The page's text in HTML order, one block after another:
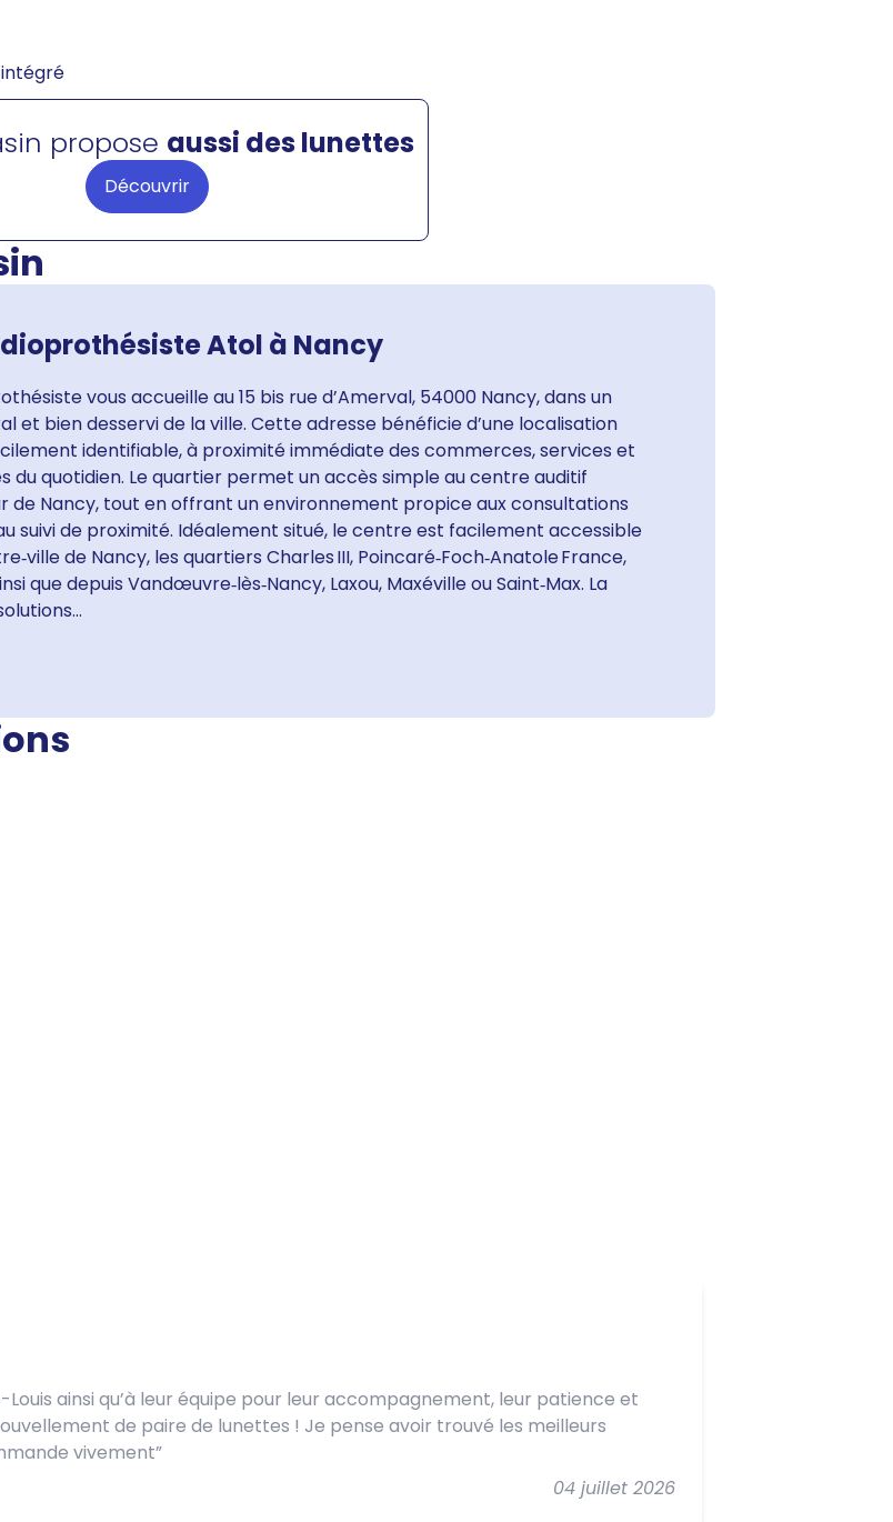
propose aussi des lunettes
Découvrir
Atol à Nancy
vous accueille au 15 bis rue d’Amerval, 54000 Nancy, dans un
et bien desservi de la ville. Cette adresse bénéficie d’une localisation
identifiable, à proximité immédiate des commerces, services et
du quotidien. Le quartier permet un accès simple au centre auditif
de Nancy, tout en offrant un environnement propice aux consultations
suivi de proximité. Idéalement situé, le centre est facilement accessible
de Nancy, les quartiers Charles III, Poincaré‑Foch‑Anatole France,
que depuis Vandœuvre‑lès‑Nancy, Laxou, Maxéville ou Saint‑Max. La
04 juillet 2026
ainsi qu’à leur équipe pour leur accompagnement, leur patience et
de paire de lunettes ! Je pense avoir trouvé les meilleurs
vivement